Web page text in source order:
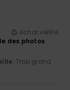
Achat vérifié
des photos
: Trop grand